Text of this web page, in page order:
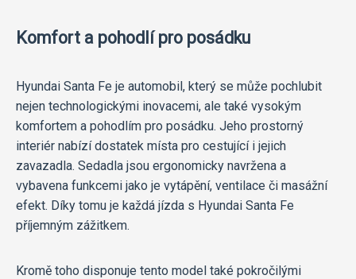
Komfort a pohodlí pro posádku
Hyundai Santa Fe je automobil, který se může pochlubit
nejen technologickými inovacemi, ale také vysokým
komfortem a pohodlím pro posádku. Jeho prostorný
interiér nabízí dostatek místa pro cestující i jejich
zavazadla. Sedadla jsou ergonomicky navržena a
vybavena funkcemi jako je vytápění, ventilace či masážní
efekt. Díky tomu je každá jízda s Hyundai Santa Fe
příjemným zážitkem.
Kromě toho disponuje tento model také pokročilými